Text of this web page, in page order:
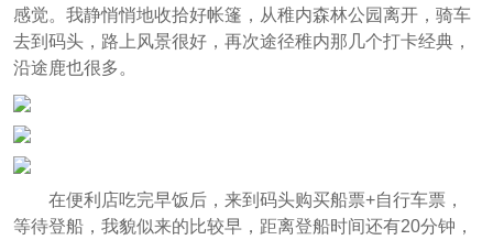
感觉。我静悄悄地收拾好帐篷，从稚内森林公园离开，骑车
去到码头，路上风景很好，再次途径稚内那几个打卡经典，
沿途鹿也很多。
在便利店吃完早饭后，来到码头购买船票+自行车票，
等待登船，我貌似来的比较早，距离登船时间还有20分钟，